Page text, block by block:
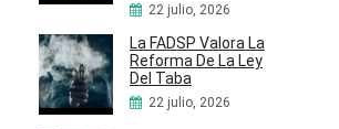
22 julio, 2026
La FADSP Valora La
Reforma De La Ley
Del Taba
22 julio, 2026